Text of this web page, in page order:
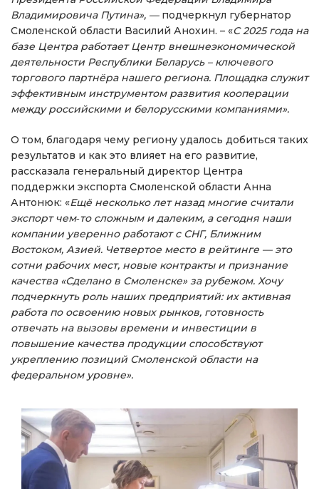
Владимировича Путина», —подчеркнул губернатор
Смоленской области Василий Анохин. – «С 2025 года на
базе Центра работает Центр внешнеэкономической
деятельности Республики Беларусь – ключевого
торгового партнёра нашего региона. Площадка служит
эффективным инструментом развития кооперации
между российскими и белорусскими компаниями».
О том, благодаря чему региону удалось добиться таких
результатов и как это влияет на его развитие,
рассказала генеральный директор Центра
поддержки экспорта Смоленской области Анна
Антонюк: «Ещё несколько лет назад многие считали
экспорт чем‑то сложным и далеким, а сегодня наши
компании уверенно работают с СНГ, Ближним
Востоком, Азией. Четвертое место в рейтинге — это
сотни рабочих мест, новые контракты и признание
качества «Сделано в Смоленске» за рубежом. Хочу
подчеркнуть роль наших предприятий: их активная
работа по освоению новых рынков, готовность
отвечать на вызовы времени и инвестиции в
повышение качества продукции способствуют
укреплению позиций Смоленской области на
федеральном уровне».